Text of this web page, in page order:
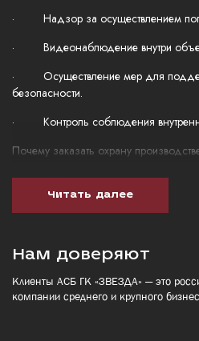
· Надзор за осуществлением
· Видеонаблюдение внутри
· Осуществление мер для
безопасности.
· Контроль соблюдения
Почему заказать охрану
обращайтесь в АСБ ГК «Звезда». Вы
имеющимися лицензиями.
· Услуги опытных охранников,
квалификации.
Читать далее
Нам доверяют
Клиенты АСБ ГК «ЗВЕЗДА» — это
компании среднего и крупного